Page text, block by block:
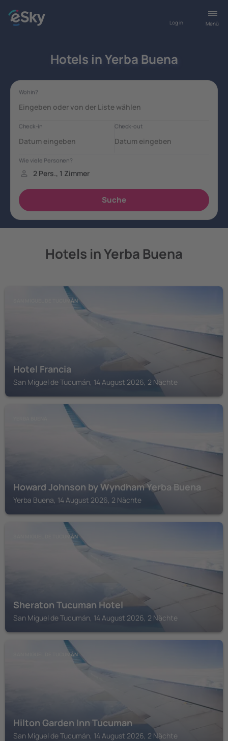
Menü
Log in
Hotels in Yerba Buena
Hotels in Yerba Buena
SAN MIGUEL DE TUCUMÁN
Hotel Francia
San Miguel de Tucumán, 14 August 2026, 2 Nächte
Howard Johnson by Wyndham Yerba Buena
Yerba Buena, 14 August 2026, 2 Nächte
SAN MIGUEL DE TUCUMÁN
Sheraton Tucuman Hotel
San Miguel de Tucumán, 14 August 2026, 2 Nächte
SAN MIGUEL DE TUCUMÁN
Hilton Garden Inn Tucuman
San Miguel de Tucumán, 14 August 2026, 2 Nächte